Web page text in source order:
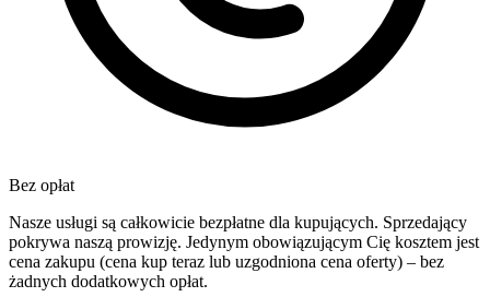
Bez opłat
Nasze usługi są całkowicie bezpłatne dla kupujących. Sprzedający
pokrywa naszą prowizję. Jedynym obowiązującym Cię kosztem jest
cena zakupu (cena kup teraz lub uzgodniona cena oferty) – bez
żadnych dodatkowych opłat.